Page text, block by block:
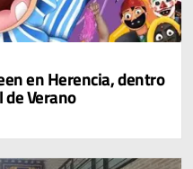
en Herencia, dentro
de Verano